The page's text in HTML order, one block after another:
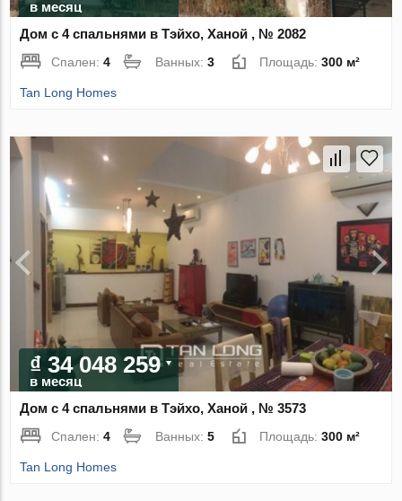
в месяц
Дом с 4 спальнями в Тэйхо, Ханой , № 2082
Спален:4 Ванных:3 Площадь:300 м²
Tan Long Homes
₫ 34 048 259
в месяц
Дом с 4 спальнями в Тэйхо, Ханой , № 3573
Спален:4 Ванных:5 Площадь:300 м²
Tan Long Homes